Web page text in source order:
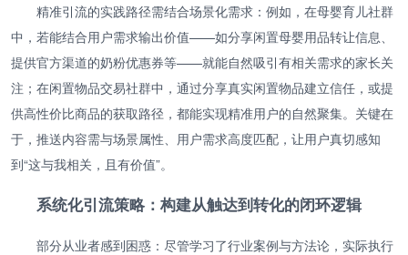
精准引流的实践路径需结合场景化需求：例如，在母婴育儿社群
中，若能结合用户需求输出价值——如分享闲置母婴用品转让信息、
提供官方渠道的奶粉优惠券等——就能自然吸引有相关需求的家长关
注；在闲置物品交易社群中，通过分享真实闲置物品建立信任，或提
供高性价比商品的获取路径，都能实现精准用户的自然聚集。关键在
于，推送内容需与场景属性、用户需求高度匹配，让用户真切感知
到“这与我相关，且有价值”。
系统化引流策略：构建从触达到转化的闭环逻辑
部分从业者感到困惑：尽管学习了行业案例与方法论，实际执行